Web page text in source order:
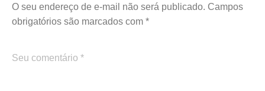
O seu endereço de e-mail não será publicado. Campos
obrigatórios são marcados com *